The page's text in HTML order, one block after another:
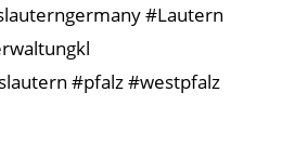
#Lautern
#pfalz #westpfalz